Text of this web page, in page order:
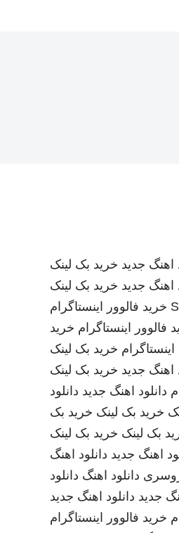
اهنگ جدید خرید بک لینک
اهنگ جدید خرید بک لینک
خرید فالوور اینستاگرام
فالوور اینستاگرام خرید
خرید بک لینک
اهنگ جدید خرید بک لینک
دانلود اهنگ جدید دانلود
خرید بک لینک خرید بک
بک لینک خرید بک لینک
اهنگ جدید دانلود اهنگ
دانلود اهنگ دانلود
جدید دانلود اهنگ جدید
خرید فالوور اینستاگرام